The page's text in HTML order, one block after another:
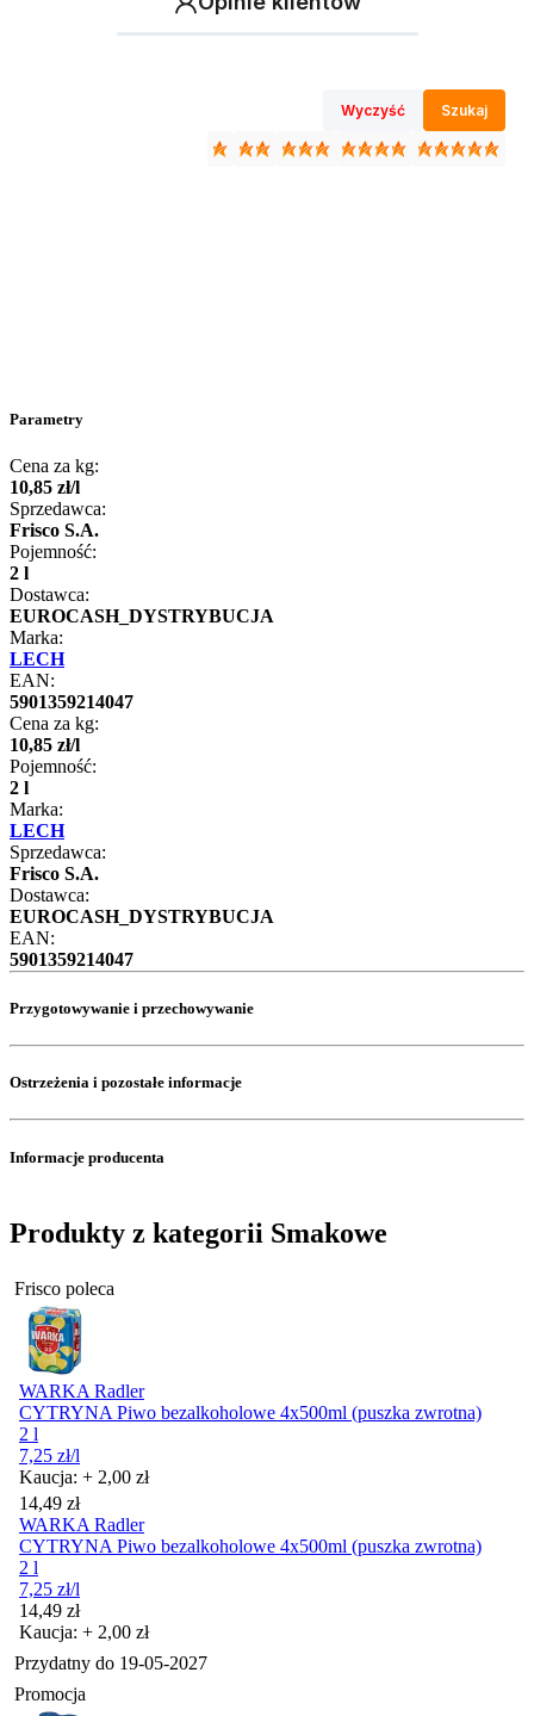
Wyczyść Szukaj
Parametry
Cena za kg:
10,85 zł/l
Sprzedawca:
Frisco S.A.
Pojemność:
2 l
Dostawca:
EUROCASH_DYSTRYBUCJA
Marka:
LECH
EAN:
5901359214047
Cena za kg:
10,85 zł/l
Pojemność:
2 l
Marka:
LECH
Sprzedawca:
Frisco S.A.
Dostawca:
EUROCASH_DYSTRYBUCJA
EAN:
5901359214047
Przygotowywanie i przechowywanie
Ostrzeżenia i pozostałe informacje
Informacje producenta
Produkty z kategorii Smakowe
Frisco poleca
WARKA Radler
CYTRYNA Piwo bezalkoholowe 4x500ml (puszka zwrotna)
2 l
7,25 zł/l
Kaucja: + 2,00 zł
Cena
14,49 zł
WARKA Radler
CYTRYNA Piwo bezalkoholowe 4x500ml (puszka zwrotna)
2 l
7,25 zł/l
Cena
14,49 zł
Kaucja: + 2,00 zł
Przydatny do 19-05-2027
Promocja